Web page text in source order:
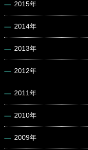
2015年
2014年
2013年
2012年
2011年
2010年
2009年